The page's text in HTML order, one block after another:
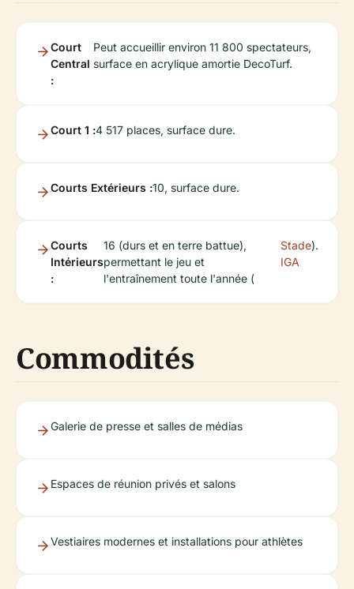
Court
Central
:
Peut accueillir environ 11 800 spectateurs,
surface en acrylique amortie DecoTurf.
Court 1 :4 517 places, surface dure.
Courts Extérieurs :10, surface dure.
Courts
Intérieurs
:
16 (durs et en terre battue),
permettant le jeu et
l'entraînement toute l'année (
Stade
IGA
).
Commodités
Galerie de presse et salles de médias
Espaces de réunion privés et salons
Vestiaires modernes et installations pour athlètes